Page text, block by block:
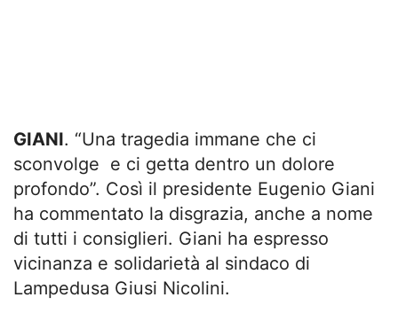
GIANI. “Una tragedia immane che ci
sconvolge e ci getta dentro un dolore
profondo”. Così il presidente Eugenio Giani
ha commentato la disgrazia, anche a nome
di tutti i consiglieri. Giani ha espresso
vicinanza e solidarietà al sindaco di
Lampedusa Giusi Nicolini.